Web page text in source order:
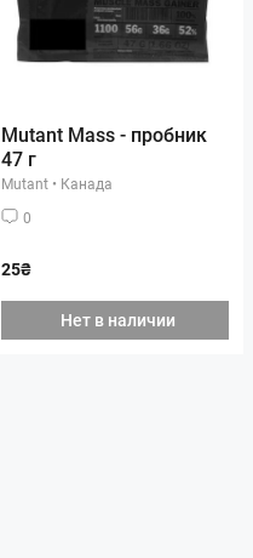
Mutant Mass - пробник
47 г
Mutant • Канада
0
25₴
Нет в наличии